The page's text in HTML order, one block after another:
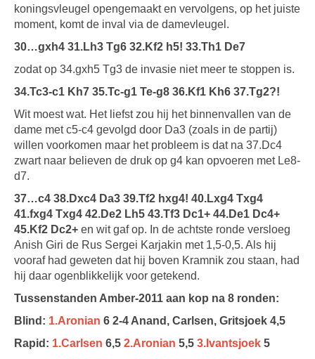
koningsvleugel opengemaakt en vervolgens, op het juiste
moment, komt de inval via de damevleugel.
30…gxh4 31.Lh3 Tg6 32.Kf2 h5! 33.Th1 De7
zodat op 34.gxh5 Tg3 de invasie niet meer te stoppen is.
34.Tc3-c1 Kh7 35.Tc-g1 Te-g8 36.Kf1 Kh6 37.Tg2?!
Wit moest wat. Het liefst zou hij het binnenvallen van de
dame met c5-c4 gevolgd door Da3 (zoals in de partij)
willen voorkomen maar het probleem is dat na 37.Dc4
zwart naar believen de druk op g4 kan opvoeren met Le8-
d7.
37…c4 38.Dxc4 Da3 39.Tf2 hxg4! 40.Lxg4 Txg4
41.fxg4 Txg4 42.De2 Lh5 43.Tf3 Dc1+ 44.De1 Dc4+
45.Kf2 Dc2+ en wit gaf op. In de achtste ronde versloeg
Anish Giri de Rus Sergei Karjakin met 1,5-0,5. Als hij
vooraf had geweten dat hij boven Kramnik zou staan, had
hij daar ogenblikkelijk voor getekend.
Tussenstanden Amber-2011 aan kop na 8 ronden:
Blind: 1.Aronian 6 2-4 Anand, Carlsen, Gritsjoek 4,5
Rapid: 1.Carlsen 6,5 2.Aronian 5,5 3.Ivantsjoek 5